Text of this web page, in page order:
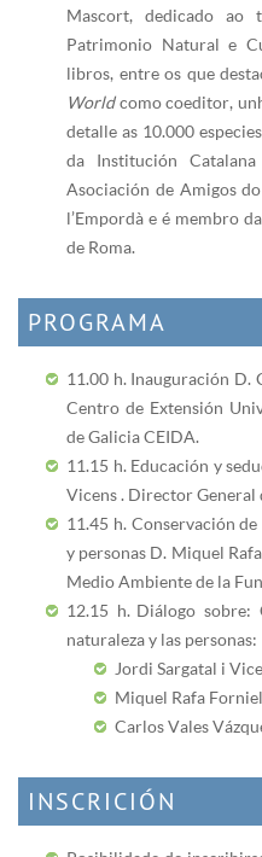
Mascort, dedicado
Patrimonio Natural e
libros, entre os que
Worldcomo coeditor,
detalle as 10.000
da Institución
Asociación de Amigos
l’Empordà e é membro
de Roma.
PROGRAMA
11.00 h. Inauguración D.
Centro de Extensión
de Galicia CEIDA.
11.15 h. Educación y
Vicens . Director
11.45 h. Conservación
y personas D. Miquel
Medio Ambiente de la
12.15 h. Diálogo sobre:
naturaleza y las personas:
Jordi Sargatal i
Miquel Rafa
Carlos Vales
INSCRICIÓN